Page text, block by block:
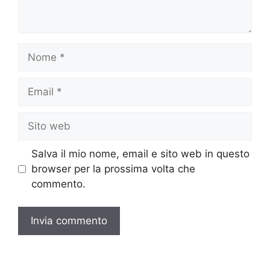
web
Salva il mio nome, email e sito web in questo
browser per la prossima volta che
commento.